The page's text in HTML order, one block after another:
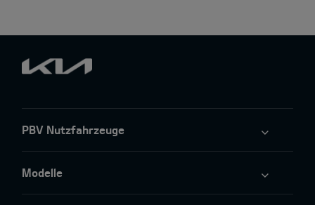
PBV Nutzfahrzeuge
Modelle